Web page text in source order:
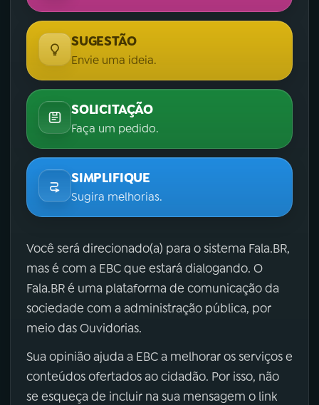
SUGESTÃO
Envie uma ideia.
SOLICITAÇÃO
Faça um pedido.
SIMPLIFIQUE
Sugira melhorias.
Você será direcionado(a) para o sistema Fala.BR,
mas é com a EBC que estará dialogando. O
Fala.BR é uma plataforma de comunicação da
sociedade com a administração pública, por
meio das Ouvidorias.
Sua opinião ajuda a EBC a melhorar os serviços e
conteúdos ofertados ao cidadão. Por isso, não
se esqueça de incluir na sua mensagem o link